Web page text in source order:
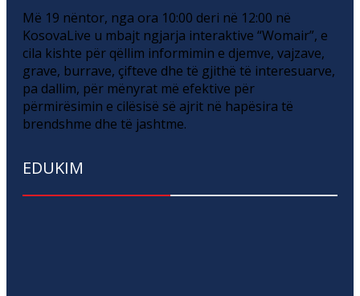
Më 19 nëntor, nga ora 10:00 deri në 12:00 në
KosovaLive u mbajt ngjarja interaktive “Womair”, e
cila kishte për qëllim informimin e djemve, vajzave,
grave, burrave, çifteve dhe të gjithë të interesuarve,
pa dallim, për mënyrat më efektive për
përmirësimin e cilësisë së ajrit në hapësira të
brendshme dhe të jashtme.
EDUKIM